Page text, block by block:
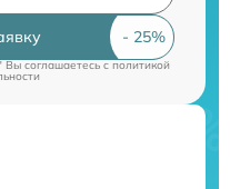
Вы соглашаетесь cполитикой